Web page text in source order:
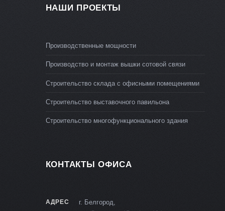
НАШИ ПРОЕКТЫ
Производственные мощности
Производство и монтаж вышки сотовой связи
Строительство склада с офисными помещениями
Строительство выставочного павильона
Строительство многофункционального здания
КОНТАКТЫ ОФИСА
АДРЕС
г. Белгород,